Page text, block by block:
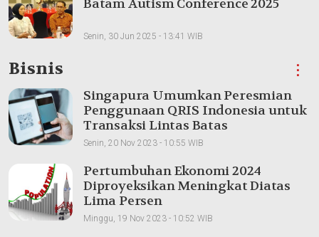
Batam Autism Conference 2025
Senin, 30 Jun 2025 - 13:41 WIB
Bisnis ⋮
Singapura Umumkan Peresmian
Penggunaan QRIS Indonesia untuk
Transaksi Lintas Batas
Senin, 20 Nov 2023 - 10:55 WIB
Pertumbuhan Ekonomi 2024
Diproyeksikan Meningkat Diatas
Lima Persen
Minggu, 19 Nov 2023 - 10:52 WIB